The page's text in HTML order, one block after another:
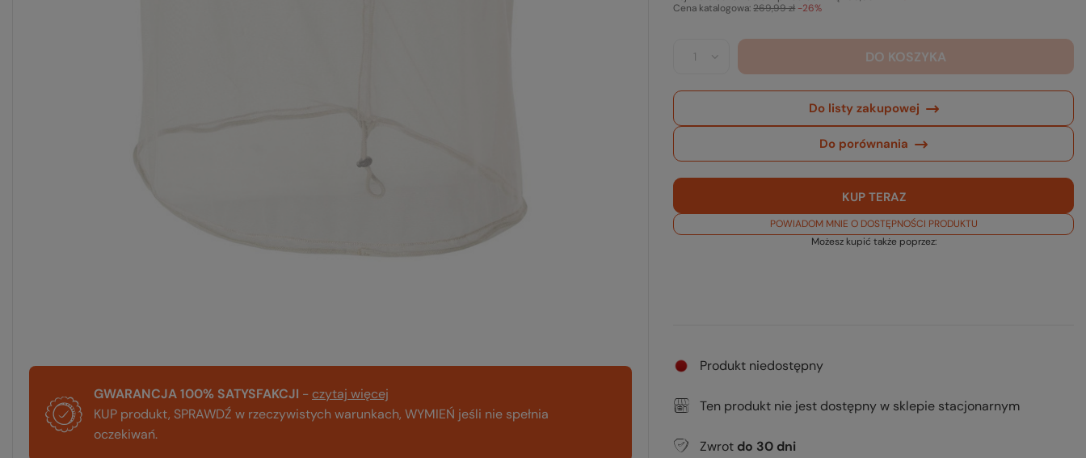
GWARANCJA 100% SATYSFAKCJI - czytaj więcej
KUP produkt, SPRAWDŹ w rzeczywistych warunkach, WYMIEŃ jeśli nie spełnia
oczekiwań.
Cena katalogowa:269,99 zł -26%
DO KOSZYKA
Do listy zakupowej
Do porównania
KUP TERAZ
POWIADOM MNIE O DOSTĘPNOŚCI PRODUKTU
Możesz kupić także poprzez:
Produkt niedostępny
Ten produkt nie jest dostępny w sklepie stacjonarnym
Zwrot do 30 dni